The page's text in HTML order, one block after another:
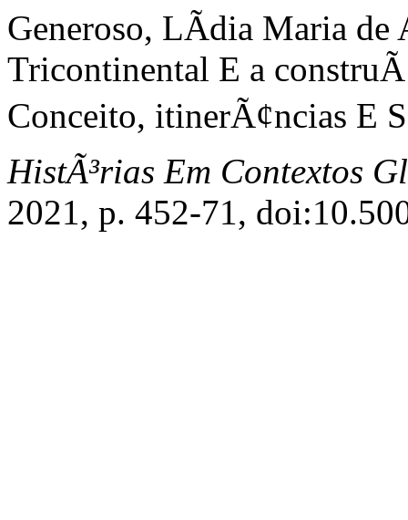
Generoso, LÃ­dia Maria de
Tricontinental E a
Conceito, itinerÃ¢ncias E
HistÃ³rias Em Contextos
2021, p. 452-71,